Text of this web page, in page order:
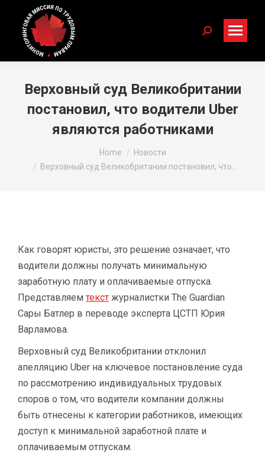
Search:
Верховный cуд Великобритании
постановил, что водители Uber
являются работниками
Home
Новости
Верховный cуд Великобритании постановил, что…
Как говорят юристы, это решение означает, что
водители должны получать минимальную
заработную плату и оплачиваемые отпуска.
Представляем текст журналистки The Guardian
Сары Батлер в переводе эксперта ЦСТП Юрия
Варламова.
Верховный суд Великобритании отклонил
апелляцию Uber на ключевое постановление суда
по рассмотрению индивидуальных трудовых
споров о том, что водители компании должны
быть отнесены к категории работников, имеющих
доступ к минимальной заработной плате и
оплачиваемым отпускам.